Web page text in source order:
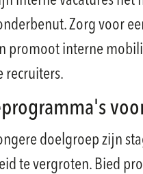
Zorg voor
promoot interne
recruiters.
doelgroep zijn
te vergroten. Bied